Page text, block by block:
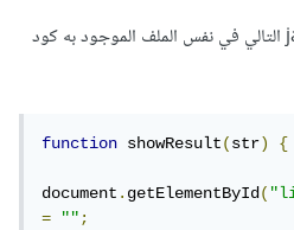
الآن يجب وضع كود javascript التالي في نفس الملف الموجود به كود
function showResult(str) {
document.getElementById(
=
"";